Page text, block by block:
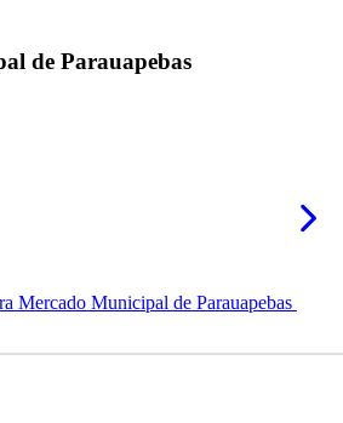
de Parauapebas
Mercado Municipal de Parauapebas